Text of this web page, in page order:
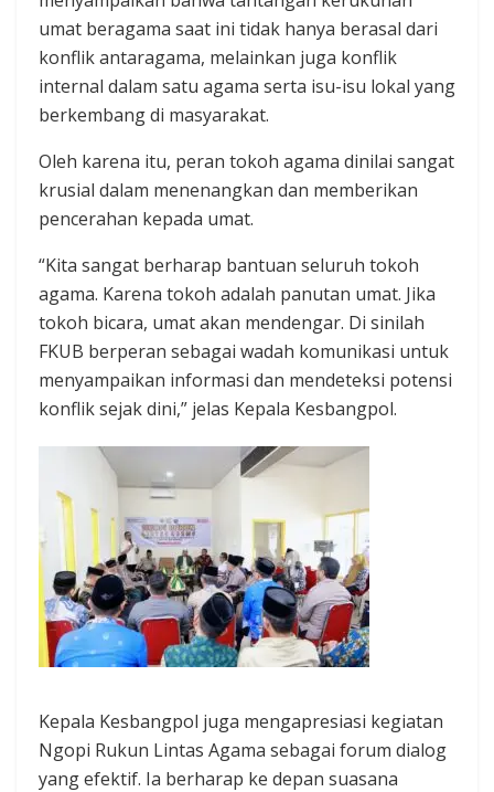
umat beragama saat ini tidak hanya berasal dari
konflik antaragama, melainkan juga konflik
internal dalam satu agama serta isu-isu lokal yang
berkembang di masyarakat.
Oleh karena itu, peran tokoh agama dinilai sangat
krusial dalam menenangkan dan memberikan
pencerahan kepada umat.
“Kita sangat berharap bantuan seluruh tokoh
agama. Karena tokoh adalah panutan umat. Jika
tokoh bicara, umat akan mendengar. Di sinilah
FKUB berperan sebagai wadah komunikasi untuk
menyampaikan informasi dan mendeteksi potensi
konflik sejak dini,” jelas Kepala Kesbangpol.
Kepala Kesbangpol juga mengapresiasi kegiatan
Ngopi Rukun Lintas Agama sebagai forum dialog
yang efektif. Ia berharap ke depan suasana